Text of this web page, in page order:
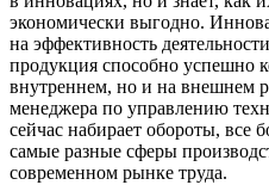
экономически выгодно.
на эффективность
продукция способно успешно
внутреннем, но и на внешнем
менеджера по управлению
сейчас набирает обороты, все
самые разные сферы
современном рынке труда.